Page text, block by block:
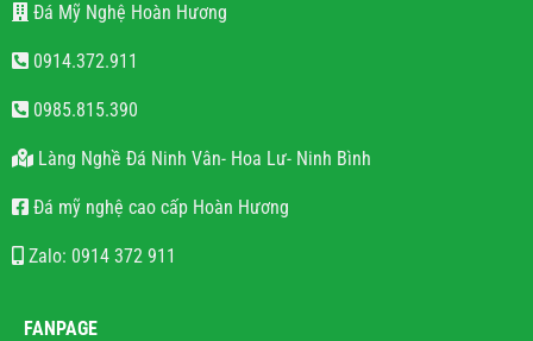
Đá Mỹ Nghệ Hoàn Hương
0914.372.911
0985.815.390
Làng Nghề Đá Ninh Vân- Hoa Lư- Ninh Bình
Đá mỹ nghệ cao cấp Hoàn Hương
Zalo: 0914 372 911
FANPAGE